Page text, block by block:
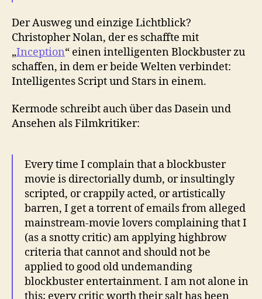
Der Ausweg und einzige Lichtblick?
Christopher Nolan, der es schaffte mit
„Inception“ einen intelligenten Blockbuster zu
schaffen, in dem er beide Welten verbindet:
Intelligentes Script und Stars in einem.
Kermode schreibt auch über das Dasein und
Ansehen als Filmkritiker:
Every time I complain that a blockbuster
movie is directorially dumb, or insultingly
scripted, or crappily acted, or artistically
barren, I get a torrent of emails from alleged
mainstream-movie lovers complaining that I
(as a snotty critic) am applying highbrow
criteria that cannot and should not be
applied to good old undemanding
blockbuster entertainment. I am not alone in